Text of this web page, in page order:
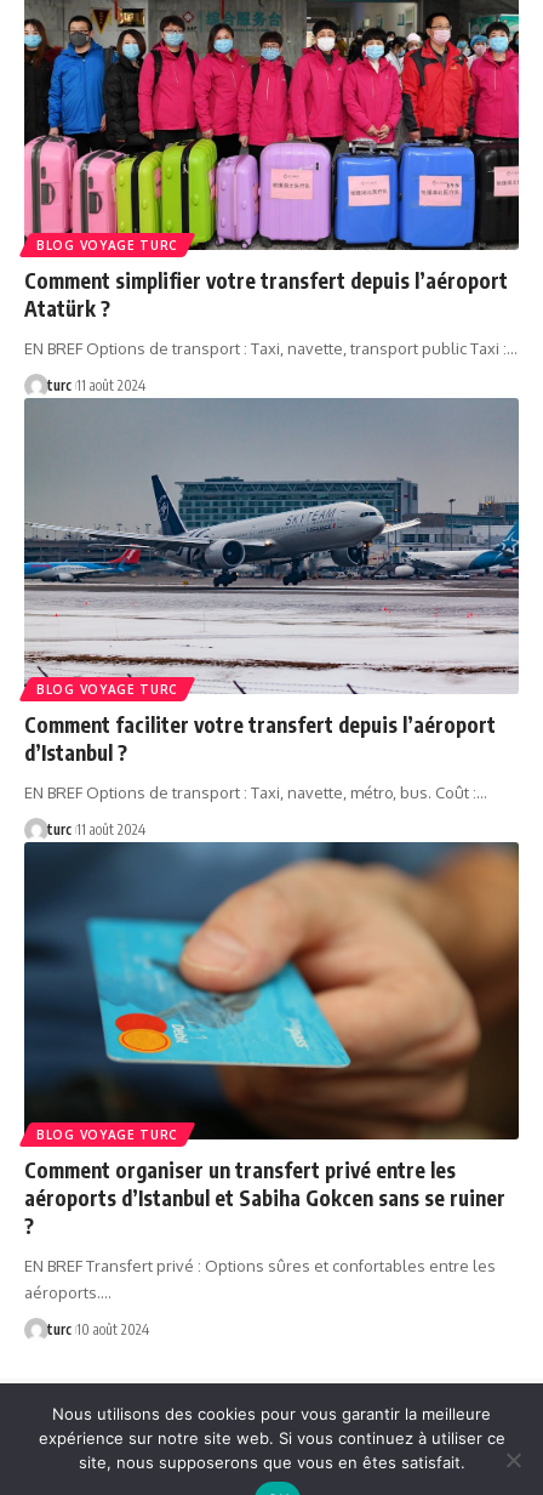
BLOG VOYAGE TURC
Comment simplifier votre transfert depuis l’aéroport
Atatürk ?
EN BREF Options de transport : Taxi, navette, transport public Taxi :…
turc 11 août 2024
BLOG VOYAGE TURC
Comment faciliter votre transfert depuis l’aéroport
d’Istanbul ?
EN BREF Options de transport : Taxi, navette, métro, bus. Coût :…
turc 11 août 2024
BLOG VOYAGE TURC
Comment organiser un transfert privé entre les
aéroports d’Istanbul et Sabiha Gokcen sans se ruiner
?
EN BREF Transfert privé : Options sûres et confortables entre les
aéroports.…
turc 10 août 2024
Contact
Nous utilisons des cookies pour vous garantir la meilleure
expérience sur notre site web. Si vous continuez à utiliser ce
site, nous supposerons que vous en êtes satisfait.